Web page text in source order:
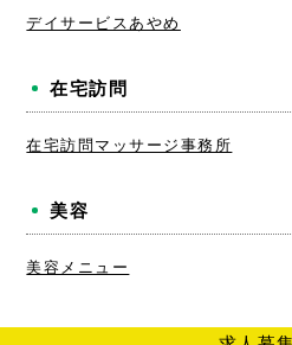
デイサービスあやめ
在宅訪問
在宅訪問マッサージ事務所
美容
美容メニュー